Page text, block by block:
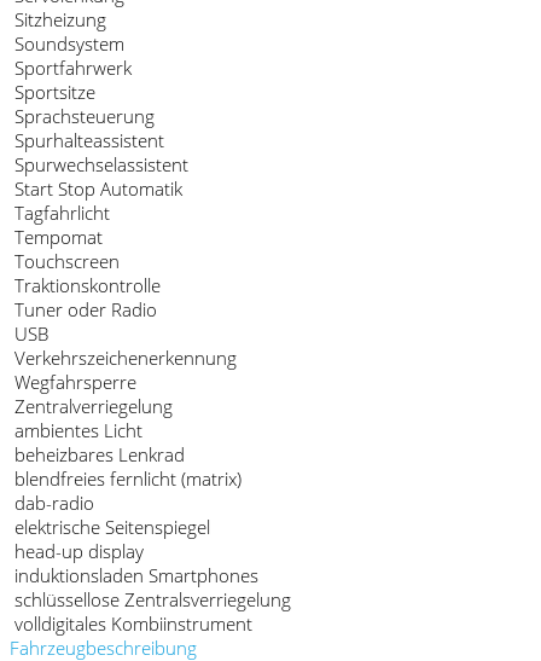
Sitzheizung
Soundsystem
Sportfahrwerk
Sportsitze
Sprachsteuerung
Spurhalteassistent
Spurwechselassistent
Start Stop Automatik
Tagfahrlicht
Tempomat
Touchscreen
Traktionskontrolle
Tuner oder Radio
USB
Verkehrszeichenerkennung
Wegfahrsperre
Zentralverriegelung
ambientes Licht
beheizbares Lenkrad
blendfreies fernlicht (matrix)
dab-radio
elektrische Seitenspiegel
head-up display
induktionsladen Smartphones
schlüssellose Zentralsverriegelung
volldigitales Kombiinstrument
Fahrzeugbeschreibung